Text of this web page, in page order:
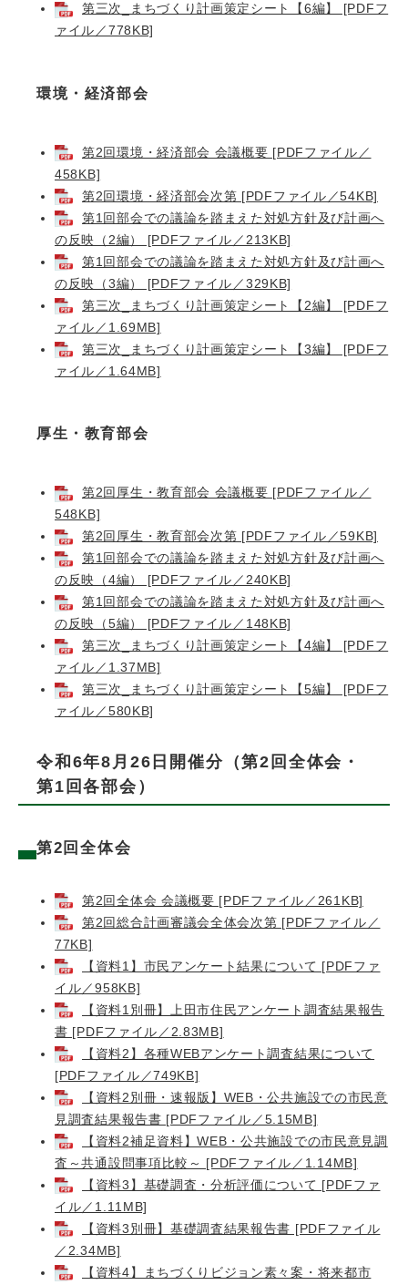
第三次_まちづくり計画策定シート【6編】 [PDFフ
ァイル／778KB]
環境・経済部会
第2回環境・経済部会 会議概要 [PDFファイル／
458KB]
第2回環境・経済部会次第 [PDFファイル／54KB]
第1回部会での議論を踏まえた対処方針及び計画へ
の反映（2編） [PDFファイル／213KB]
第1回部会での議論を踏まえた対処方針及び計画へ
の反映（3編） [PDFファイル／329KB]
第三次_まちづくり計画策定シート【2編】 [PDFフ
ァイル／1.69MB]
第三次_まちづくり計画策定シート【3編】 [PDFフ
ァイル／1.64MB]
厚生・教育部会
第2回厚生・教育部会 会議概要 [PDFファイル／
548KB]
第2回厚生・教育部会次第 [PDFファイル／59KB]
第1回部会での議論を踏まえた対処方針及び計画へ
の反映（4編） [PDFファイル／240KB]
第1回部会での議論を踏まえた対処方針及び計画へ
の反映（5編） [PDFファイル／148KB]
第三次_まちづくり計画策定シート【4編】 [PDFフ
ァイル／1.37MB]
第三次_まちづくり計画策定シート【5編】 [PDFフ
ァイル／580KB]
令和6年8月26日開催分（第2回全体会・
第1回各部会）
第2回全体会
第2回全体会 会議概要 [PDFファイル／261KB]
第2回総合計画審議会全体会次第 [PDFファイル／
77KB]
【資料1】市民アンケート結果について [PDFファ
イル／958KB]
【資料1別冊】上田市住民アンケート調査結果報告
書 [PDFファイル／2.83MB]
【資料2】各種WEBアンケート調査結果について
[PDFファイル／749KB]
【資料2別冊・速報版】WEB・公共施設での市民意
見調査結果報告書 [PDFファイル／5.15MB]
【資料2補足資料】WEB・公共施設での市民意見調
査～共通設問事項比較～ [PDFファイル／1.14MB]
【資料3】基礎調査・分析評価について [PDFファ
イル／1.11MB]
【資料3別冊】基礎調査結果報告書 [PDFファイル
／2.34MB]
【資料4】まちづくりビジョン素々案・将来都市